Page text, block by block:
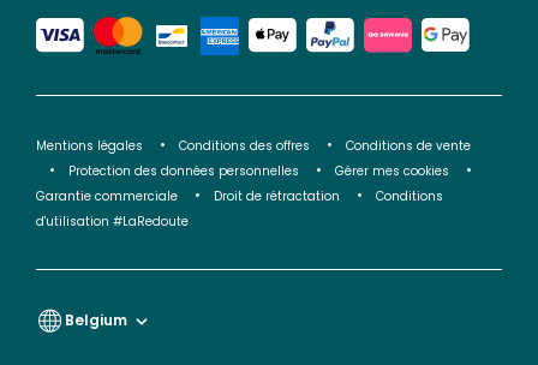
Mentions légales Conditions des offres
Conditions de vente
Protection des données personnelles
Gérer mes cookies
Garantie commerciale
Droit de rétractation
Conditions
d'utilisation #LaRedoute
Belgium